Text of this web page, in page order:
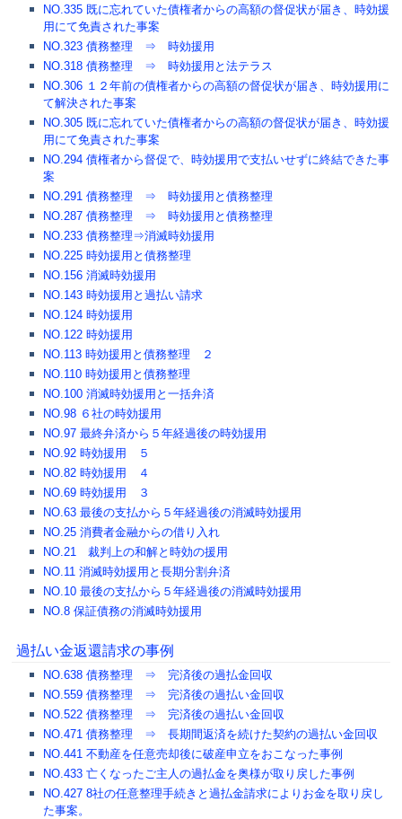
NO.335 既に忘れていた債権者からの高額の督促状が届き、時効援
用にて免責された事案
NO.323 債務整理 ⇒ 時効援用
NO.318 債務整理 ⇒ 時効援用と法テラス
NO.306 １２年前の債権者からの高額の督促状が届き、時効援用に
て解決された事案
NO.305 既に忘れていた債権者からの高額の督促状が届き、時効援
用にて免責された事案
NO.294 債権者から督促で、時効援用で支払いせずに終結できた事
案
NO.291 債務整理 ⇒ 時効援用と債務整理
NO.287 債務整理 ⇒ 時効援用と債務整理
NO.233 債務整理⇒消滅時効援用
NO.225 時効援用と債務整理
NO.156 消滅時効援用
NO.143 時効援用と過払い請求
NO.124 時効援用
NO.122 時効援用
NO.113 時効援用と債務整理 ２
NO.110 時効援用と債務整理
NO.100 消滅時効援用と一括弁済
NO.98 ６社の時効援用
NO.97 最終弁済から５年経過後の時効援用
NO.92 時効援用 ５
NO.82 時効援用 ４
NO.69 時効援用 ３
NO.63 最後の支払から５年経過後の消滅時効援用
NO.25 消費者金融からの借り入れ
NO.21 裁判上の和解と時効の援用
NO.11 消滅時効援用と長期分割弁済
NO.10 最後の支払から５年経過後の消滅時効援用
NO.8 保証債務の消滅時効援用
過払い金返還請求の事例
NO.638 債務整理 ⇒ 完済後の過払金回収
NO.559 債務整理 ⇒ 完済後の過払い金回収
NO.522 債務整理 ⇒ 完済後の過払い金回収
NO.471 債務整理 ⇒ 長期間返済を続けた契約の過払い金回収
NO.441 不動産を任意売却後に破産申立をおこなった事例
NO.433 亡くなったご主人の過払金を奥様が取り戻した事例
NO.427 8社の任意整理手続きと過払金請求によりお金を取り戻し
た事案。